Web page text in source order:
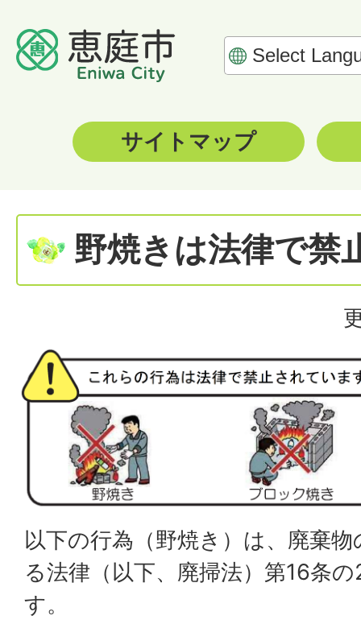
サイトマップ
野焼きは法律で禁
以下の行為（野焼き）は、廃棄
る法律（以下、廃掃法）第16条
す。